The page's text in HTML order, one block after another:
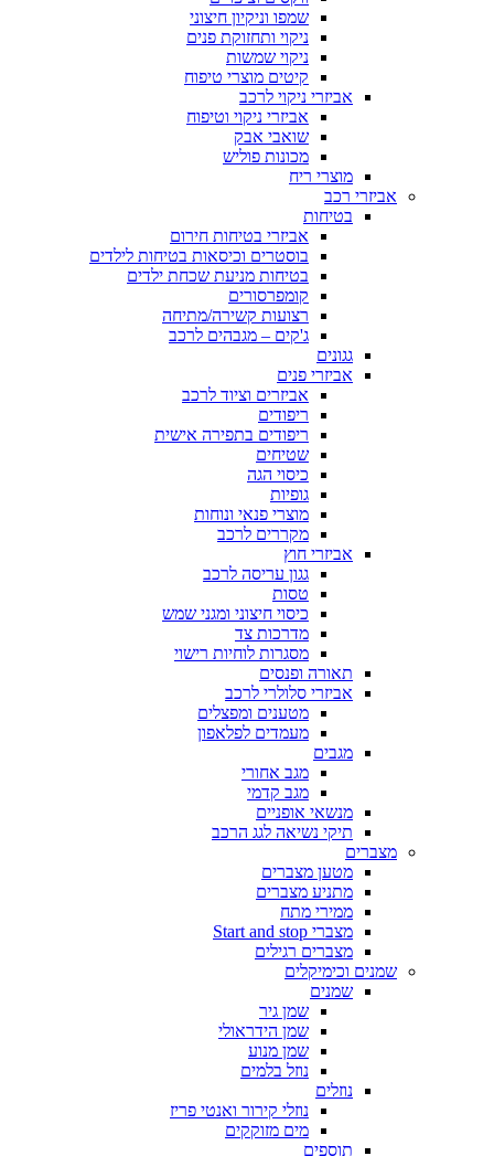
שמפו וניקיון חיצוני
ניקוי ותחזוקת פנים
ניקוי שמשות
קיטים מוצרי טיפוח
אביזרי ניקוי לרכב
אביזרי ניקוי וטיפוח
שואבי אבק
מכונות פוליש
מוצרי ריח
אביזרי רכב
בטיחות
אביזרי בטיחות חירום
בוסטרים וכיסאות בטיחות לילדים
בטיחות מניעת שכחת ילדים
קומפרסורים
רצועות קשירה/מתיחה
ג'קים – מגבהים לרכב
גגונים
אביזרי פנים
אביזרים וציוד לרכב
ריפודים
ריפודים בתפירה אישית
שטיחים
כיסוי הגה
גופיות
מוצרי פנאי ונוחות
מקררים לרכב
אביזרי חוץ
גגון עריסה לרכב
טסות
כיסוי חיצוני ומגני שמש
מדרכות צד
מסגרות לוחיות רישוי
תאורה ופנסים
אביזרי סלולרי לרכב
מטענים ומפצלים
מעמדים לפלאפון
מגבים
מגב אחורי
מגב קדמי
מנשאי אופניים
תיקי נשיאה לגג הרכב
מצברים
מטען מצברים
מתניע מצברים
ממירי מתח
מצברי Start and stop
מצברים רגילים
שמנים וכימיקלים
שמנים
שמן גיר
שמן הידראולי
שמן מנוע
נוזל בלמים
נוזלים
נוזלי קירור ואנטי פריז
מים מזוקקים
תוספים